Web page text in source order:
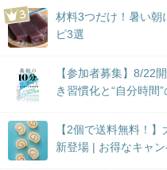
材料3つだけ！暑い朝
ピ3選
【参加者募集】8/22
き習慣化と“自分時間
【2個で送料無料！
新登場 | お得なキャ